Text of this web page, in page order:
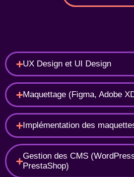
UX Design et UI Design
Maquettage (Figma, Adobe
Implémentation des
Gestion des CMS
PrestaShop)